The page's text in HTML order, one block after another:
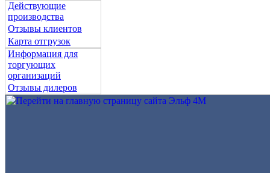
Действующие
производства
Отзывы клиентов
Карта отгрузок
Информация для
торгующих
организаций
Отзывы дилеров